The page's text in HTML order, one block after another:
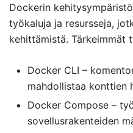
Dockerin
työkaluja ja resursseja,
kehittämistä. Tärkeimmät
Docker CLI –
mahdollistaa konttien
Docker Compose –
sovellusrakenteiden